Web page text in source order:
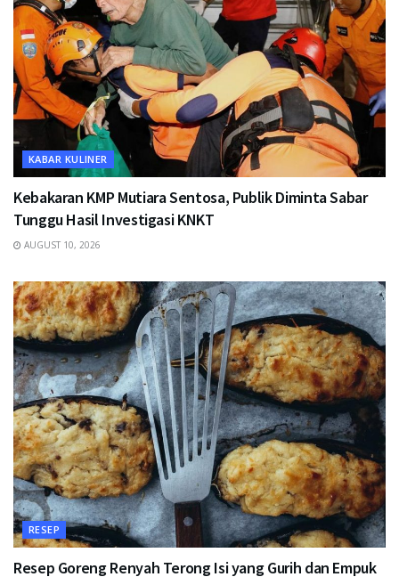
KABAR KULINER
Kebakaran KMP Mutiara Sentosa, Publik Diminta Sabar
Tunggu Hasil Investigasi KNKT
AUGUST 10, 2026
RESEP
Resep Goreng Renyah Terong Isi yang Gurih dan Empuk